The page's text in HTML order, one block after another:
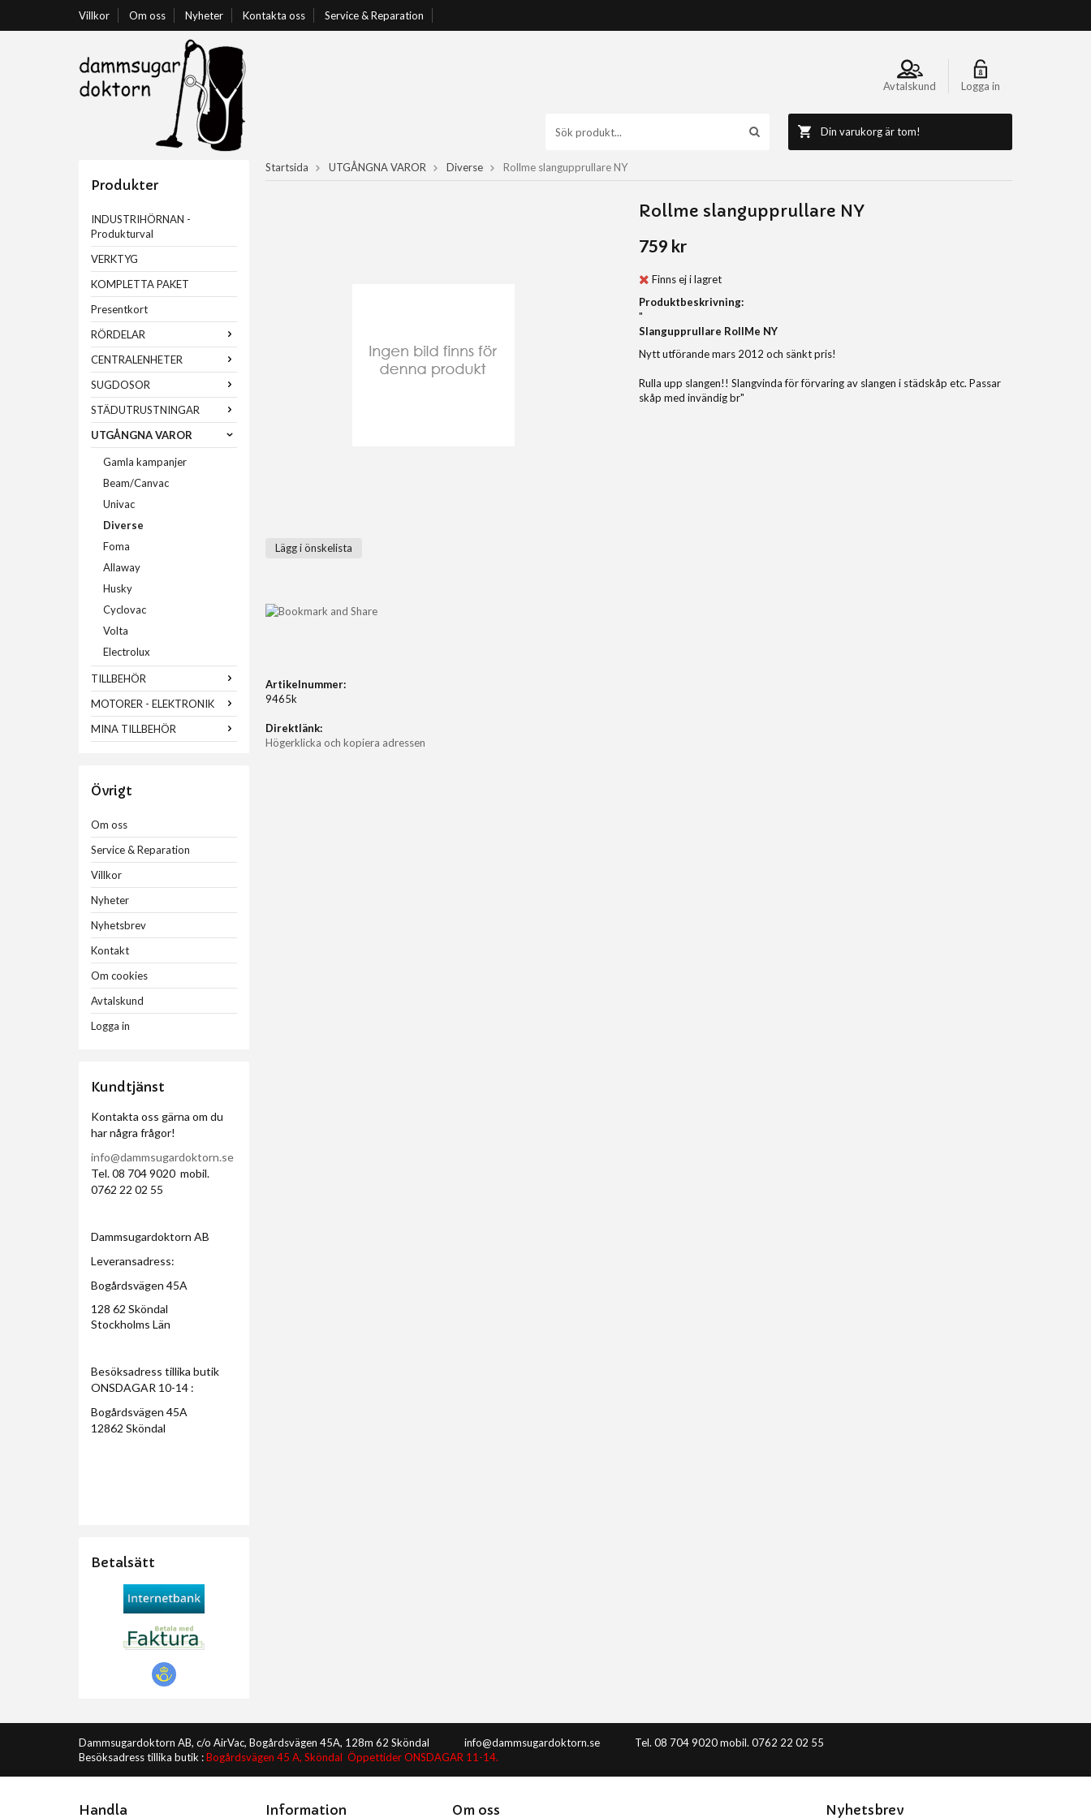
Villkor Om oss Nyheter Kontakta oss Service & Reparation
Avtalskund Logga in
Din varukorg är tom!
Produkter
INDUSTRIHÖRNAN -
Produkturval
VERKTYG
KOMPLETTA PAKET
Presentkort
RÖRDELAR
CENTRALENHETER
SUGDOSOR
STÄDUTRUSTNINGAR
UTGÅNGNA VAROR
Gamla kampanjer
Beam/Canvac
Univac
Diverse
Foma
Allaway
Husky
Cyclovac
Volta
Electrolux
TILLBEHÖR
MOTORER - ELEKTRONIK
MINA TILLBEHÖR
Övrigt
Om oss
Service & Reparation
Villkor
Nyheter
Nyhetsbrev
Kontakt
Om cookies
Avtalskund
Logga in
Kundtjänst
Kontakta oss gärna om du
har några frågor!
info@dammsugardoktorn.se
Tel. 08 704 9020 mobil.
0762 22 02 55
Dammsugardoktorn AB
Leveransadress:
Bogårdsvägen 45A
128 62 Sköndal
Stockholms Län
Besöksadress tillika butik
ONSDAGAR 10-14 :
Bogårdsvägen 45A
12862 Sköndal
Betalsätt
Startsida UTGÅNGNA VAROR Diverse Rollme slangupprullare NY
Rollme slangupprullare NY
759 kr
Finns ej i lagret
Produktbeskrivning:
"
Slangupprullare RollMe NY
Nytt utförande mars 2012 och sänkt pris!
Rulla upp slangen!! Slangvinda för förvaring av slangen i städskåp etc. Passar
skåp med invändig br"
Lägg i önskelista
Artikelnummer:
9465k
Direktlänk:
Högerklicka och kopiera adressen
Dammsugardoktorn AB, c/o AirVac, Bogårdsvägen 45A, 128m 62 Sköndal info@dammsugardoktorn.se
Tel. 08 704 9020 mobil. 0762 22 02 55
Besöksadress tillika butik :Bogårdsvägen 45 A, Sköndal Öppettider ONSDAGAR 11-14.
Handla Information Om oss Nyhetsbrev